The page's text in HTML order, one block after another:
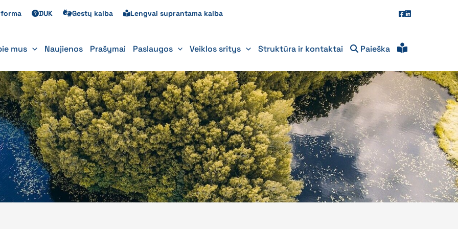
forma DUK Gestų kalba Lengvai suprantama kalba
mus Naujienos Prašymai Paslaugos Veiklos sritys Struktūra ir kontaktai Paieška